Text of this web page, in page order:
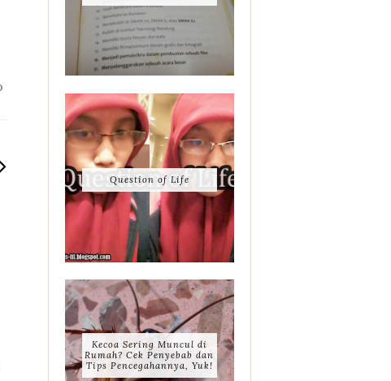
Question of Life
Kecoa Sering Muncul di
Rumah? Cek Penyebab dan
Tips Pencegahannya, Yuk!